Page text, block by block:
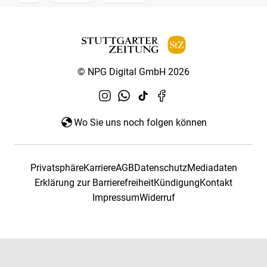
© NPG Digital GmbH 2026
Wo Sie uns noch folgen können
PrivatsphäreKarriereAGBDatenschutzMediadaten
Erklärung zur BarrierefreiheitKündigungKontakt
ImpressumWiderruf